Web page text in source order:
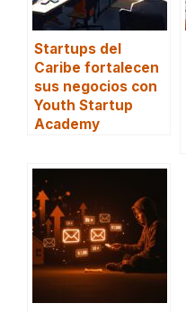
Startups del
Caribe fortalecen
sus negocios con
Youth Startup
Academy